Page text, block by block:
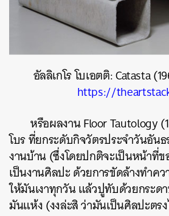
อัลลิเกโร โบเอตติ: Catasta
https://
หรือผลงาน Floor Tautology
โบร ที่ยกระดับกิจวัตรประจำวันอัน
งานบ้าน (ซึ่งโดยปกติจะเป็นหน้าที่
เป็นงานศิลปะ ด้วยการขัดล้างทำค
ให้มันเงาทุกวัน แล้วปูทับด้วยกระ
มันแห้ง (งงล่ะสิ ว่ามันเป็นศิลปะตร